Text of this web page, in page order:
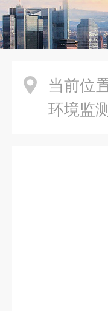
当前位
环境监测